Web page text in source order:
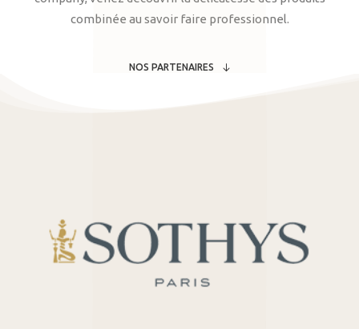
combinée au savoir faire professionnel.
NOS PARTENAIRES